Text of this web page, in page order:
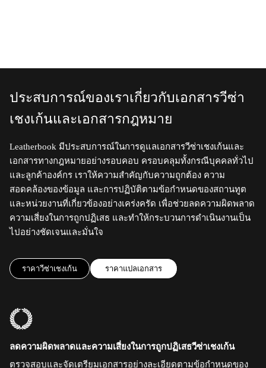
ประสบการณ์ของเราเกี่ยวกับเอกสารวีซ่า
เชงเก้นและเอกสารกฎหมาย
Leatherbook มีประสบการณ์ในการดูแลเอกสารวีซ่าเชงเก้นและ
เอกสารทางกฎหมายอย่างรอบคอบ ครอบคลุมทั้งกรณีบุคคลทั่วไป
และลูกค้าองค์กร เราให้ความสำคัญกับความถูกต้อง ความ
สอดคล้องของข้อมูล และการปฏิบัติตามข้อกำหนดของสถานทูต
และหน่วยงานที่เกี่ยวข้องอย่างเคร่งครัด เพื่อช่วยลดความผิดพลาด
ความเสี่ยงในการถูกปฏิเสธ และทำให้กระบวนการดำเนินงานเป็น
ไปอย่างชัดเจนและมั่นใจ
ราคาวีซ่าเชงเก้น ราคาแปลเอกสาร
ลดความผิดพลาดและความเสี่ยงในการถูกปฏิเสธวีซ่าเชงเก้น
ตรวจสอบและจัดเตรียมเอกสารอย่างละเอียดตามข้อกำหนดของ